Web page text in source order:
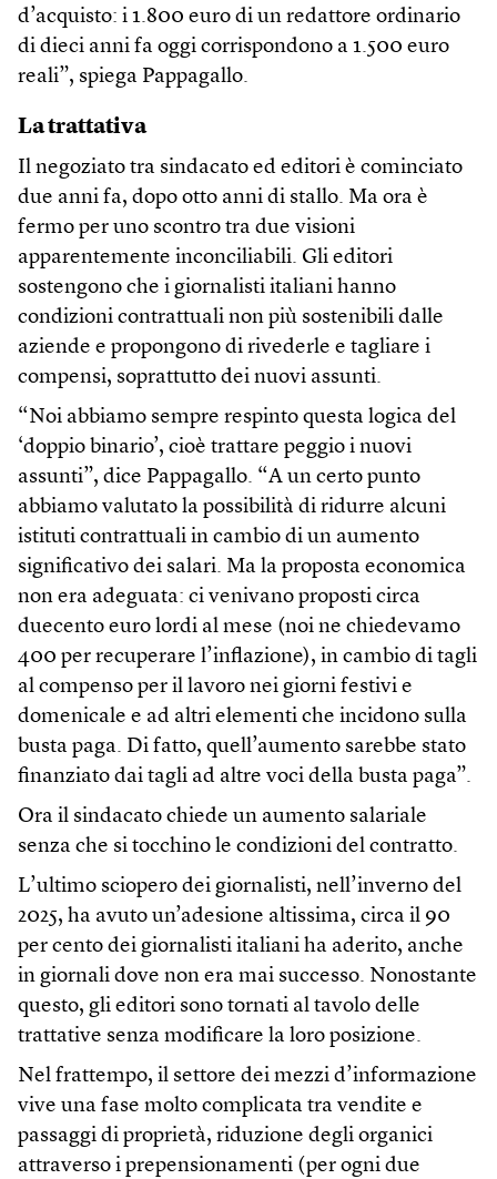
d’acquisto: i 1.800 euro di un redattore ordinario
di dieci anni fa oggi corrispondono a 1.500 euro
reali”, spiega Pappagallo.
La trattativa
Il negoziato tra sindacato ed editori è cominciato
due anni fa, dopo otto anni di stallo. Ma ora è
fermo per uno scontro tra due visioni
apparentemente inconciliabili. Gli editori
sostengono che i giornalisti italiani hanno
condizioni contrattuali non più sostenibili dalle
aziende e propongono di rivederle e tagliare i
compensi, soprattutto dei nuovi assunti.
“Noi abbiamo sempre respinto questa logica del
‘doppio binario’, cioè trattare peggio i nuovi
assunti”, dice Pappagallo. “A un certo punto
abbiamo valutato la possibilità di ridurre alcuni
istituti contrattuali in cambio di un aumento
significativo dei salari. Ma la proposta economica
non era adeguata: ci venivano proposti circa
duecento euro lordi al mese (noi ne chiedevamo
400 per recuperare l’inflazione), in cambio di tagli
al compenso per il lavoro nei giorni festivi e
domenicale e ad altri elementi che incidono sulla
busta paga. Di fatto, quell’aumento sarebbe stato
finanziato dai tagli ad altre voci della busta paga”.
Ora il sindacato chiede un aumento salariale
senza che si tocchino le condizioni del contratto.
L’ultimo sciopero dei giornalisti, nell’inverno del
2025, ha avuto un’adesione altissima, circa il 90
per cento dei giornalisti italiani ha aderito, anche
in giornali dove non era mai successo. Nonostante
questo, gli editori sono tornati al tavolo delle
trattative senza modificare la loro posizione.
Nel frattempo, il settore dei mezzi d’informazione
vive una fase molto complicata tra vendite e
passaggi di proprietà, riduzione degli organici
attraverso i prepensionamenti (per ogni due